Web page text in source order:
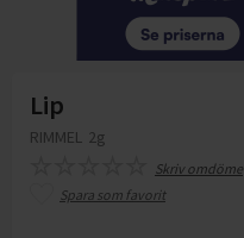
Lip
RIMMEL 2g
Skriv omdöme
Spara som favorit